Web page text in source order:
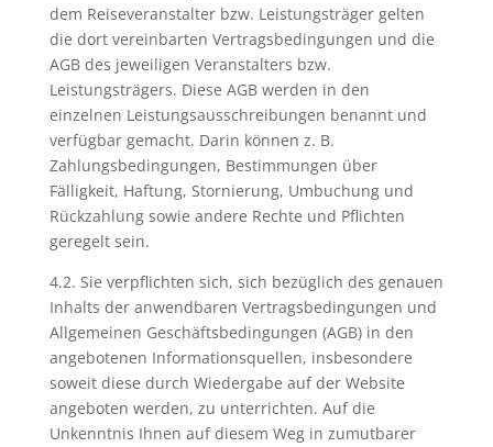
dem Reiseveranstalter bzw. Leistungsträger gelten
die dort vereinbarten Vertragsbedingungen und die
AGB des jeweiligen Veranstalters bzw.
Leistungsträgers. Diese AGB werden in den
einzelnen Leistungsausschreibungen benannt und
verfügbar gemacht. Darin können z. B.
Zahlungsbedingungen, Bestimmungen über
Fälligkeit, Haftung, Stornierung, Umbuchung und
Rückzahlung sowie andere Rechte und Pflichten
geregelt sein.
4.2. Sie verpflichten sich, sich bezüglich des genauen
Inhalts der anwendbaren Vertragsbedingungen und
Allgemeinen Geschäftsbedingungen (AGB) in den
angebotenen Informationsquellen, insbesondere
soweit diese durch Wiedergabe auf der Website
angeboten werden, zu unterrichten. Auf die
Unkenntnis Ihnen auf diesem Weg in zumutbarer